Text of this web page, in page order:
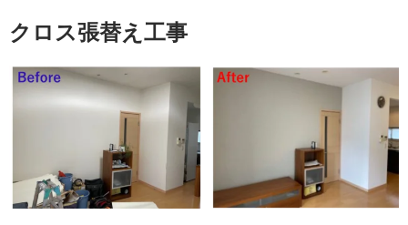
クロス張替え工事